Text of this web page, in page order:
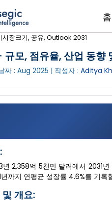
홈
시장크기, 공유, Outlook 2031
규모, 점유율, 산업 동
짜 : Aug 2025 | 작성자 : Aditya
2,358억 5천만 달러에서 2031
까지 연평균 성장률 4.6%를 기록
개요: